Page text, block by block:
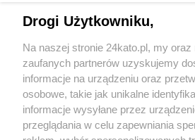
Wróć do
Drogi Użytkowniku,
Na naszej stronie 24kato.pl, my oraz
zaufanych partnerów uzyskujemy
informacje na urządzeniu oraz
osobowe, takie jak unikalne
informacje wysyłane przez
przeglądania w celu zapewniania